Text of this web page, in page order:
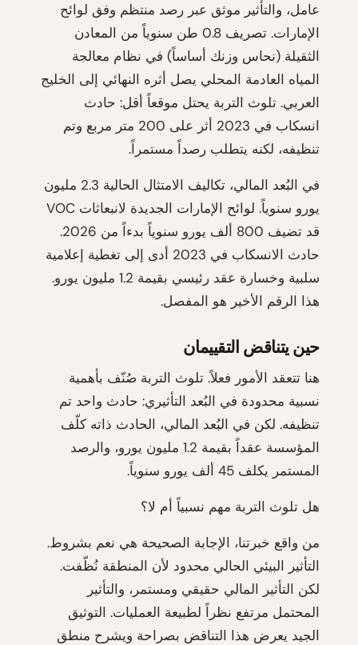
عامل، والتأثير موثق عبر رصد منتظم وفق لوائح
الإمارات. تصريف 0.8 طن سنوياً من المعادن
الثقيلة (نحاس وزنك أساساً) في نظام معالجة
المياه العادمة المحلي يصل أثره النهائي إلى الخليج
العربي. تلوث التربة يحتل موقعاً أقل: حادث
انسكاب في 2023 أثر على 200 متر مربع وتم
تنظيفه، لكنه يتطلب رصداً مستمراً.
في البُعد المالي، تكاليف الامتثال الحالية 2.3 مليون
يورو سنوياً. لوائح الإمارات الجديدة لانبعاثات VOC
قد تضيف 800 ألف يورو سنوياً بدءاً من 2026.
حادث الانسكاب في 2023 أدى إلى تغطية إعلامية
سلبية وخسارة عقد رئيسي بقيمة 1.2 مليون يورو.
هذا الرقم الأخير هو المفصل.
حين يتناقض التقييمان
هنا تتعقد الأمور فعلاً. تلوث التربة صُنّف بأهمية
نسبية محدودة في البُعد التأثيري: حادث واحد تم
تنظيفه. لكن في البُعد المالي، الحادث ذاته كلّف
المؤسسة عقداً بقيمة 1.2 مليون يورو، والرصد
المستمر يكلف 45 ألف يورو سنوياً.
هل تلوث التربة مهم نسبياً أم لا؟
من واقع خبرتنا، الإجابة الصحيحة هي نعم بشروط.
التأثير البيئي الحالي محدود لأن المنطقة نُظّفت.
لكن التأثير المالي حقيقي ومستمر، والتأثير
المحتمل مرتفع نظراً لطبيعة العمليات. التوثيق
الجيد يعرض هذا التناقض بصراحة ويشرح منطق